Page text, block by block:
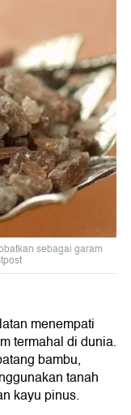
sebagai garam
menempati
termahal di dunia.
bambu,
tanah
kayu pinus.